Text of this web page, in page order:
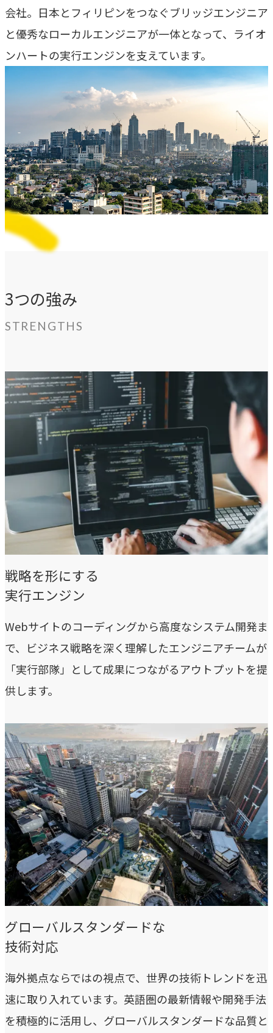
実行エンジン
→
サービス
独自のフレームワークとソリューションで、お客様の課題
解決を支援します。
オリジナルフレームワーク
→
独自の問題解決手法
ます。
TVable
→
眠る画面をサイネージに
Piquet
→
指示や修正を直感的に
noNego
→
適正価格を守る仕組みに
スルスル解析
大切にしていること
私たちのビジョン、理念、カルチャーをご紹介します。
ビジョン
→
目指す未来の姿
私たちが​描く​理想
→
実現したい世界観
理念
→
大切にする価値観
行動指針
→
実践する行動基準
存在意義
カルチャー
→
変化を楽しむ組織風土
会社。日本とフィリピンをつなぐブリッジエンジニア
と優秀なローカルエンジニアが一体となって、ライオ
ンハートの実行エンジンを支えています。
3つの強み
STRENGTHS
戦略を形にする
実行エンジン
Webサイトのコーディングから高度なシステム開発ま
で、ビジネス戦略を深く理解したエンジニアチームが
「実行部隊」として成果につながるアウトプットを提
供します。
グローバルスタンダードな
技術対応
海外拠点ならではの視点で、世界の技術トレンドを迅
速に取り入れています。英語圏の最新情報や開発手法
を積極的に活用し、グローバルスタンダードな品質と